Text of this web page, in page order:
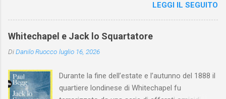
l'arte della Pavlova ha raggiunto la piena
maturità ed è stata in grado di rinnovare
profondamente l'attardato mondo teatrale
LEGGI IL SEGUITO
Whitechapel e Jack lo Squartatore
DiDanilo Ruocco luglio 16, 2026
Durante la fine dell’estate e l’autunno del 1888 il
quartiere londinese di Whitechapel fu